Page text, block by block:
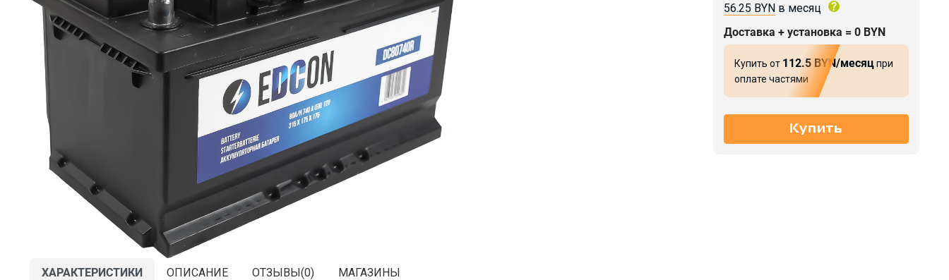
56.25 BYNв месяц
Доставка + установка = 0 BYN
Купить от 112.5 BYN/месяцпри
оплате частями
ХАРАКТЕРИСТИКИ ОПИСАНИЕ ОТЗЫВЫ(0) МАГАЗИНЫ